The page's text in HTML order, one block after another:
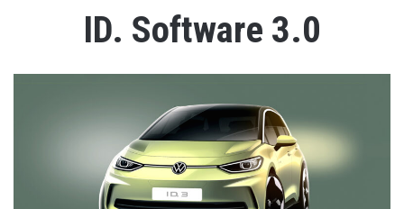
ID. Software 3.0